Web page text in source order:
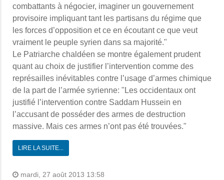
combattants à négocier, imaginer un gouvernement
provisoire impliquant tant les partisans du régime que
les forces d’opposition et ce en écoutant ce que veut
vraiment le peuple syrien dans sa majorité."
Le Patriarche chaldéen se montre également prudent
quant au choix de justifier l’intervention comme des
représailles inévitables contre l’usage d’armes chimique
de la part de l’armée syrienne: "Les occidentaux ont
justifié l’intervention contre Saddam Hussein en
l’accusant de posséder des armes de destruction
massive. Mais ces armes n’ont pas été trouvées."
LIRE LA SUITE...
mardi, 27 août 2013 13:58